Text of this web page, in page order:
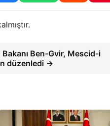
Bakanı Ben-Gvir, Mescid-i
düzenledi →